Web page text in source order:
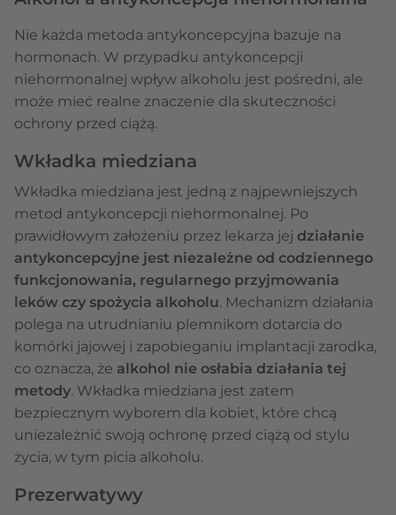
Nie każda metoda antykoncepcyjna bazuje na
hormonach. W przypadku antykoncepcji
niehormonalnej wpływ alkoholu jest pośredni, ale
może mieć realne znaczenie dla skuteczności
ochrony przed ciążą.
Wkładka miedziana
Wkładka miedziana jest jedną z najpewniejszych
metod antykoncepcji niehormonalnej. Po
prawidłowym założeniu przez lekarza jej działanie
antykoncepcyjne jest niezależne od codziennego
funkcjonowania, regularnego przyjmowania
leków czy spożycia alkoholu. Mechanizm działania
polega na utrudnianiu plemnikom dotarcia do
komórki jajowej i zapobieganiu implantacji zarodka,
co oznacza, że alkohol nie osłabia działania tej
metody. Wkładka miedziana jest zatem
bezpiecznym wyborem dla kobiet, które chcą
uniezależnić swoją ochronę przed ciążą od stylu
życia, w tym picia alkoholu.
Prezerwatywy